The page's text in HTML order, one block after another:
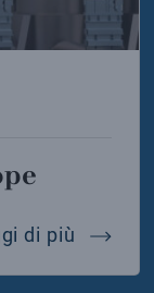
di più verso